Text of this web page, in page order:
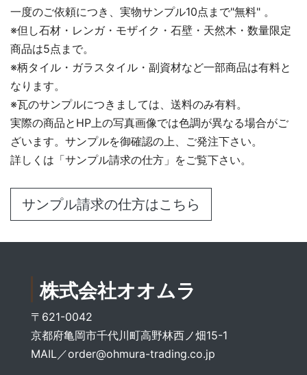
一度のご依頼につき、実物サンプル10点まで"無料" 。
※但し石材・レンガ・モザイク・石壁・天然木・数量限定
商品は5点まで。
※柄タイル・ガラスタイル・副資材など一部商品は有料と
なります。
※瓦のサンプルにつきましては、送料のみ有料。
実際の商品とHP上の写真画像では色調が異なる場合がご
ざいます。サンプルを御確認の上、ご発注下さい。
詳しくは「サンプル請求の仕方」をご覧下さい。
サンプル請求の仕方はこちら
株式会社オオムラ
〒621-0042
京都府亀岡市千代川町高野林西ノ畑15-1
MAIL／order@ohmura-trading.co.jp